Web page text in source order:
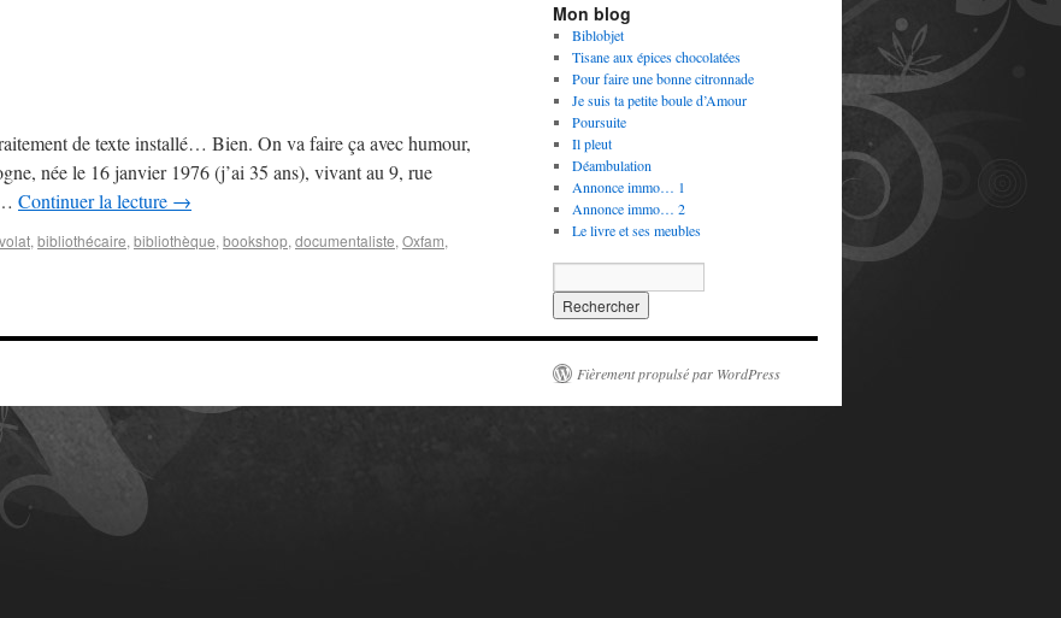
de texte installé… Bien. On va faire ça avec humour,
née le 16 janvier 1976 (j’ai 35 ans), vivant au 9, rue
Continuer la lecture →
, bibliothécaire, bibliothèque, bookshop, documentaliste, Oxfam,
Mon blog
Biblobjet
Tisane aux épices chocolatées
Pour faire une bonne citronnade
Je suis ta petite boule d’Amour
Poursuite
Il pleut
Déambulation
Annonce immo… 1
Annonce immo… 2
Le livre et ses meubles
Fièrement propulsé par WordPress